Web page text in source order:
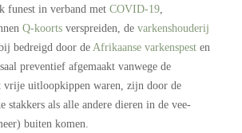
funest in verband met COVID-19
Q-koorts verspreiden, de varkenshouderij
bedreigd door de Afrikaanse varkenspest en
preventief afgemaakt vanwege de
vrije uitloopkippen waren, zijn door de
stakkers als alle andere dieren in de vee-
buiten komen.